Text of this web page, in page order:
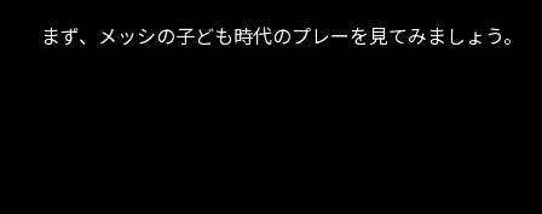
まず、メッシの子ども時代のプレーを見てみましょう。